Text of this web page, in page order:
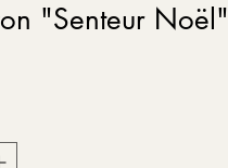
"Senteur Noël"